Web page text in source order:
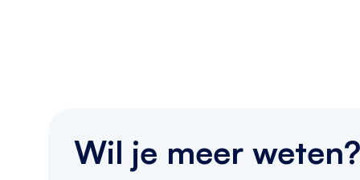
Wil je meer weten?